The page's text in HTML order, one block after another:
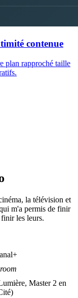
contenue
plan rapproché taille
la télévision et
m'a permis de finir
finir les leurs.
Master 2 en